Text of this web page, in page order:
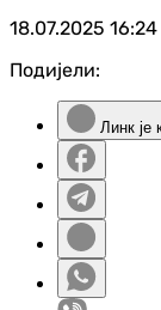
18.07.2025 16:24
Подијели:
Линк је